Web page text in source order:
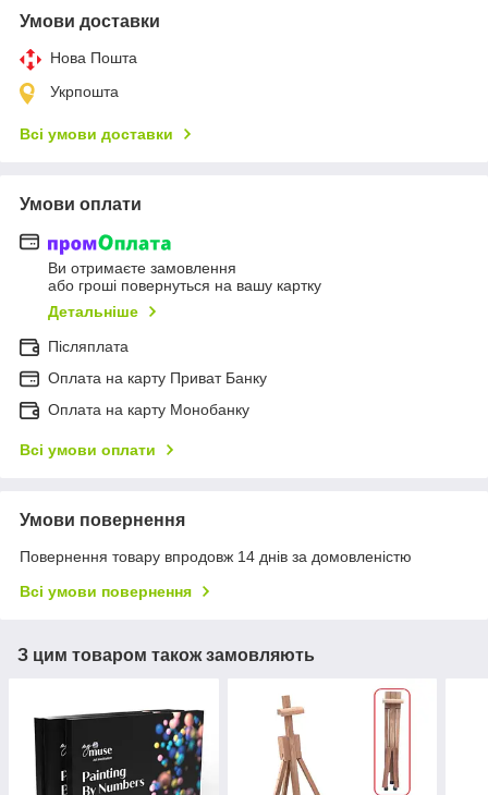
Умови доставки
Нова Пошта
Укрпошта
Всі умови доставки
Умови оплати
Ви отримаєте замовлення
або гроші повернуться на вашу картку
Детальніше
Післяплата
Оплата на карту Приват Банку
Оплата на карту Монобанку
Всі умови оплати
Умови повернення
Повернення товару впродовж 14 днів за домовленістю
Всі умови повернення
З цим товаром також замовляють